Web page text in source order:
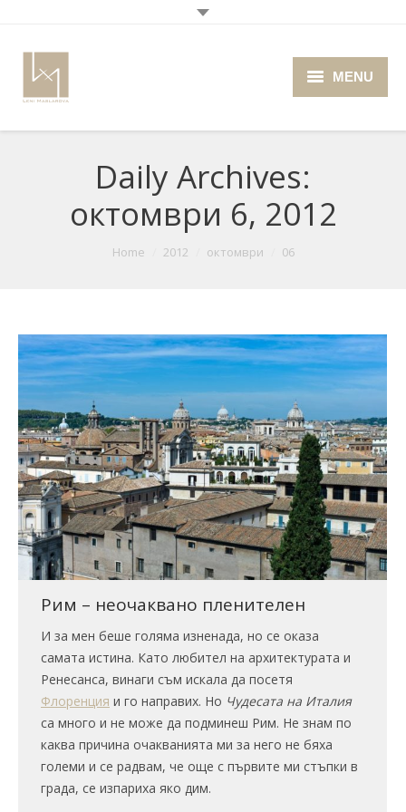
MENU
Home
About me
Portfolio
Blog
Retro Camera Museum
Daily Archives:
октомври 6, 2012
Home 2012 октомври 06
Рим – неочаквано пленителен
И за мен беше голяма изненада, но се оказа
самата истина. Като любител на архитектурата и
Ренесанса, винаги съм искала да посетя
Флоренция и го направих. Но Чудесата на Италия
са много и не може да подминеш Рим. Не знам по
каква причина очакванията ми за него не бяха
големи и се радвам, че още с първите ми стъпки в
града, се изпариха яко дим.